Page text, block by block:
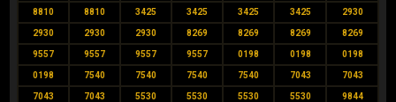
8810 8810 3425 3425 3425 3425 2930
2930 2930 2930 8269 8269 8269 8269
9557 9557 9557 9557 0198 0198 0198
0198 7540 7540 7540 7540 7043 7043
7043 7043 5530 5530 5530 5530 9844